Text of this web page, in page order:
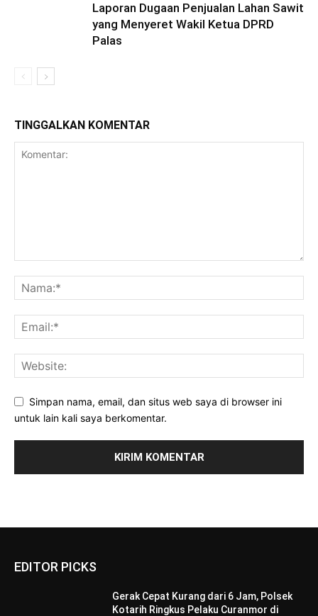
Laporan Dugaan Penjualan Lahan Sawit
yang Menyeret Wakil Ketua DPRD
Palas
TINGGALKAN KOMENTAR
Simpan nama, email, dan situs web saya di browser ini
untuk lain kali saya berkomentar.
EDITOR PICKS
Gerak Cepat Kurang dari 6 Jam, Polsek
Kotarih Ringkus Pelaku Curanmor di